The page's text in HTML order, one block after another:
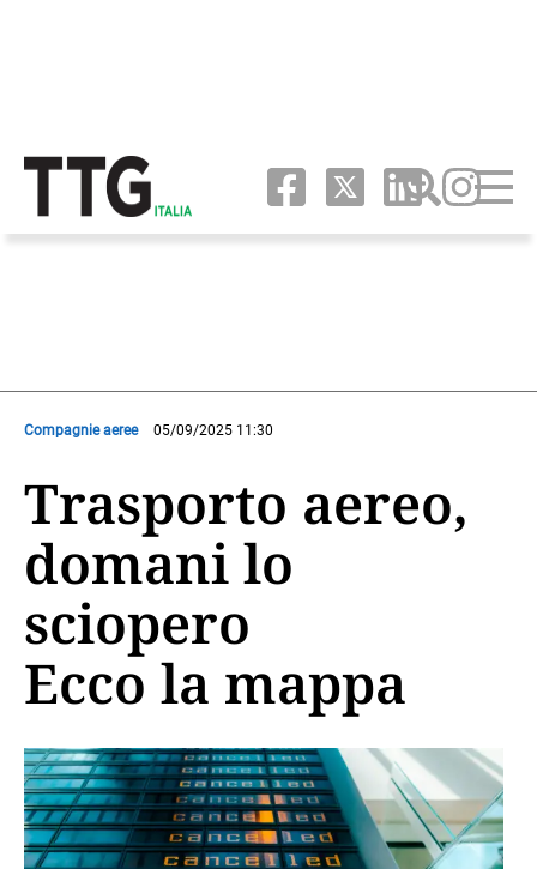
Compagnie aeree 05/09/2025 11:30
Trasporto aereo,
domani lo
sciopero
Ecco la mappa